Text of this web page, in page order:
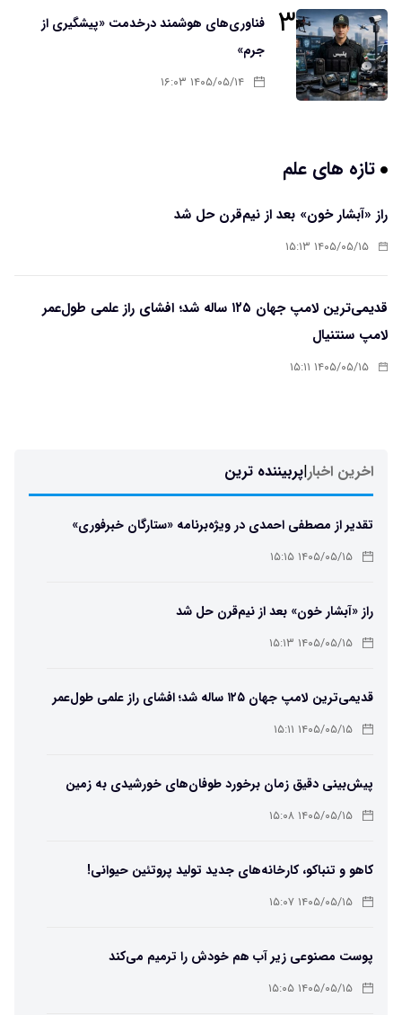
۳
فناوری‌های هوشمند درخدمت «پیشگیری از
جرم»
۱۴۰۵/۰۵/۱۴ ۱۶:۰۳
تازه های علم
راز «آبشار خون» بعد از نیم‌قرن حل شد
۱۴۰۵/۰۵/۱۵ ۱۵:۱۳
قدیمی‌ترین لامپ جهان ۱۲۵ ساله شد؛ افشای راز علمی طول‌عمر
لامپ سنتنیال
۱۴۰۵/۰۵/۱۵ ۱۵:۱۱
اخرین اخبار|پربیننده ترین
تقدیر از مصطفی احمدی در ویژه‌برنامه «ستارگان خبرفوری»
۱۴۰۵/۰۵/۱۵ ۱۵:۱۵
راز «آبشار خون» بعد از نیم‌قرن حل شد
۱۴۰۵/۰۵/۱۵ ۱۵:۱۳
قدیمی‌ترین لامپ جهان ۱۲۵ ساله شد؛ افشای راز علمی طول‌عمر
لامپ سنتنیال
۱۴۰۵/۰۵/۱۵ ۱۵:۱۱
پیش‌بینی دقیق زمان برخورد طوفان‌های خورشیدی به زمین
ممکن شد
۱۴۰۵/۰۵/۱۵ ۱۵:۰۸
کاهو و تنباکو، کارخانه‌های جدید تولید پروتئین حیوانی!
۱۴۰۵/۰۵/۱۵ ۱۵:۰۷
پوست مصنوعی زیر آب هم خودش را ترمیم می‌کند
۱۴۰۵/۰۵/۱۵ ۱۵:۰۵